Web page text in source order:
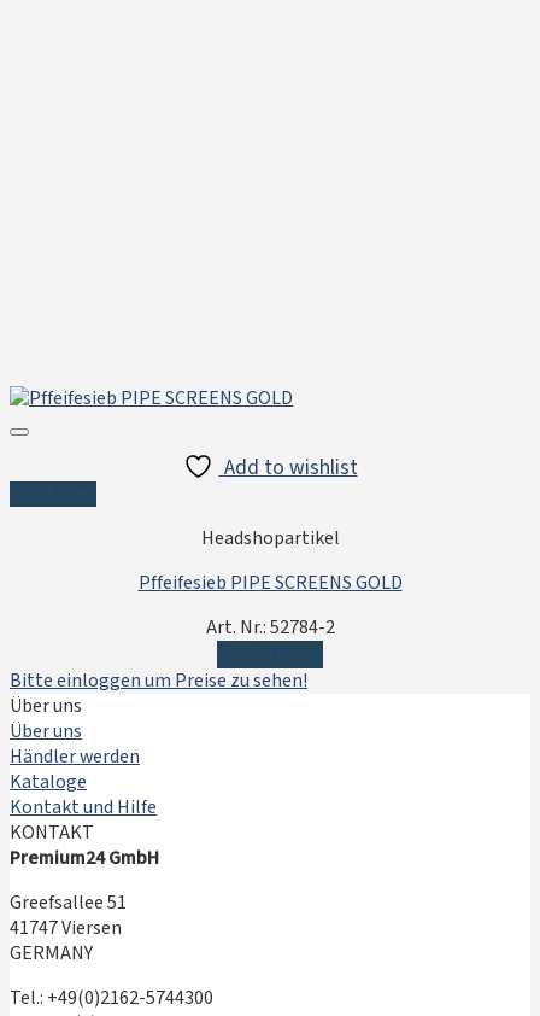
Add to wishlist
Headshopartikel
Pffeifesieb PIPE SCREENS GOLD
Art. Nr.: 52784-2
Bitte einloggen um Preise zu sehen!
Über uns
Über uns
Händler werden
Kataloge
Kontakt und Hilfe
KONTAKT
Premium24 GmbH
Greefsallee 51
41747 Viersen
GERMANY
Tel.: +49(0)2162-5744300